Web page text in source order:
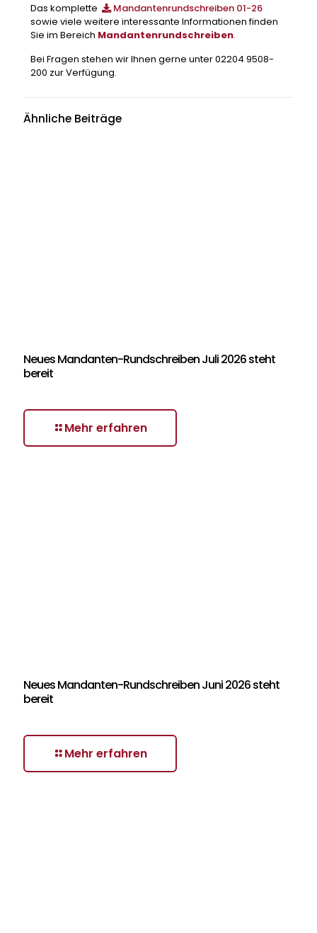
Das komplette
Mandantenrundschreiben 01-26
sowie viele weitere interessante Informationen finden
Sie im Bereich Mandantenrundschreiben.
Bei Fragen stehen wir Ihnen gerne unter 02204 9508-
200 zur Verfügung.
Ähnliche Beiträge
Neues Mandanten-Rundschreiben Juli 2026 steht
bereit
Mehr erfahren
Neues Mandanten-Rundschreiben Juni 2026 steht
bereit
Mehr erfahren